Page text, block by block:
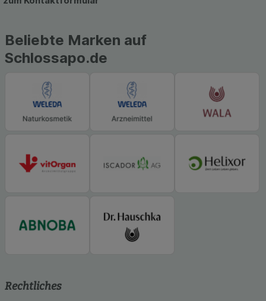
Beliebte Marken auf
Schlossapo.de
Rechtliches